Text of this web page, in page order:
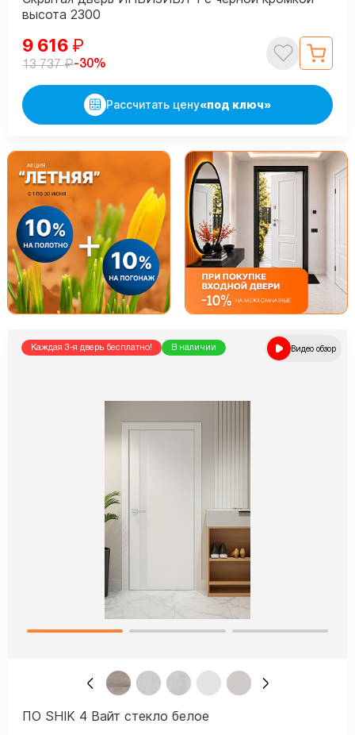
высота 2300
9 616 ₽
13 737₽-30%
Рассчитать цену«под ключ»
Каждая 3-я дверь бесплатно! В наличии Видео обзор
ПО SHIK 4 Вайт стекло белое